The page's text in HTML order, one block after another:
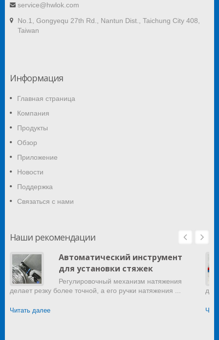
service@hwlok.com
No.1, Gongyequ 27th Rd., Nantun Dist., Taichung City 408,
Taiwan
Информация
Главная страница
Компания
Продукты
Обзор
Приложение
Новости
Поддержка
Связаться с нами
Наши рекомендации
Автоматический инструмент
для установки стяжек
Регулировочный механизм натяжения
делает резку более точной, а его ручки натяжения ...
Читать далее